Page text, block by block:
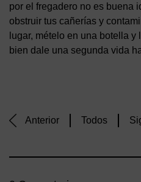
por el fregadero no es buena
obstruir tus cañerías y
lugar, mételo en una botella
bien dale una segunda vida
Anterior Todos